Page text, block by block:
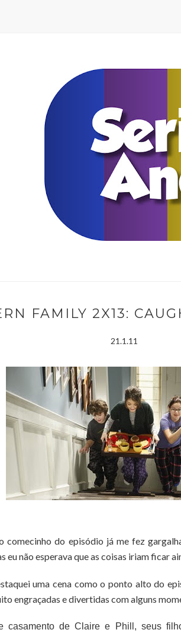
FAMILY 2X13:
21.1.11
comecinho do episódio já me fez
eu não esperava que as coisas iriam ficar
uma cena como o ponto alto do
engraçadas e divertidas com alguns
casamento de Claire e Phill, seus